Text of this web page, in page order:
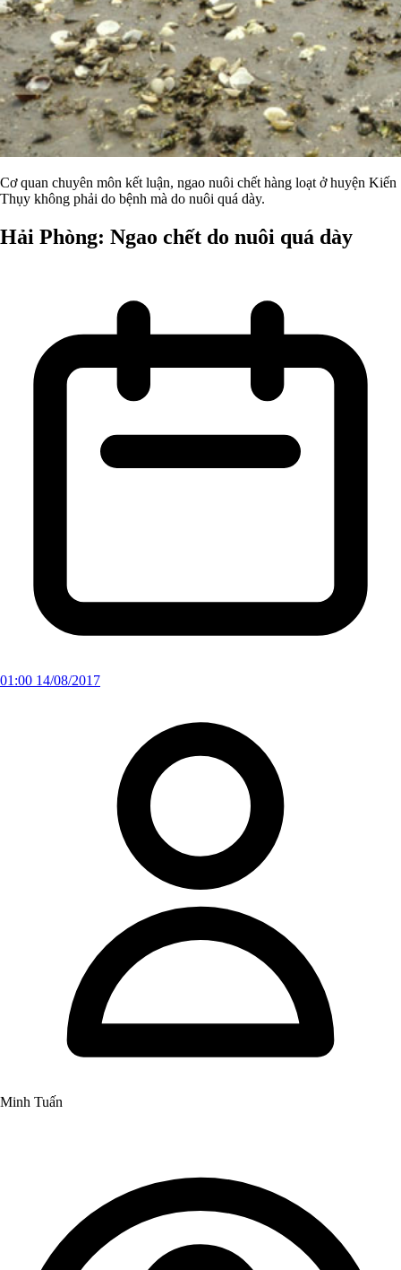
Cơ quan chuyên môn kết luận, ngao nuôi chết hàng loạt ở huyện Kiến
Thụy không phải do bệnh mà do nuôi quá dày.
Hải Phòng: Ngao chết do nuôi quá dày
01:00 14/08/2017
Minh Tuấn